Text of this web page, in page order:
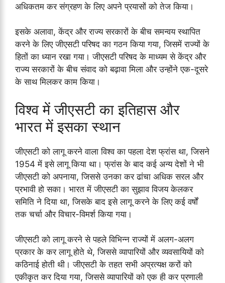
अधिकतम कर संग्रहण के लिए अपने प्रयासों को तेज किया।
इसके अलावा, केंद्र और राज्य सरकारों के बीच समन्वय स्थापित
करने के लिए जीएसटी परिषद का गठन किया गया, जिसमें राज्यों के
हितों का ध्यान रखा गया। जीएसटी परिषद के माध्यम से केंद्र और
राज्य सरकारों के बीच संवाद को बढ़ावा मिला और उन्होंने एक-दूसरे
के साथ मिलकर काम किया।
विश्व में जीएसटी का इतिहास और
भारत में इसका स्थान
जीएसटी को लागू करने वाला विश्व का पहला देश फ्रांस था, जिसने
1954 में इसे लागू किया था। फ्रांस के बाद कई अन्य देशों ने भी
जीएसटी को अपनाया, जिससे उनका कर ढांचा अधिक सरल और
प्रभावी हो सका। भारत में जीएसटी का सुझाव विजय केलकर
समिति ने दिया था, जिसके बाद इसे लागू करने के लिए कई वर्षों
तक चर्चा और विचार-विमर्श किया गया।
जीएसटी को लागू करने से पहले विभिन्न राज्यों में अलग-अलग
प्रकार के कर लागू होते थे, जिससे व्यापारियों और व्यवसायियों को
कठिनाई होती थी। जीएसटी के तहत सभी अप्रत्यक्ष करों को
एकीकृत कर दिया गया, जिससे व्यापारियों को एक ही कर प्रणाली